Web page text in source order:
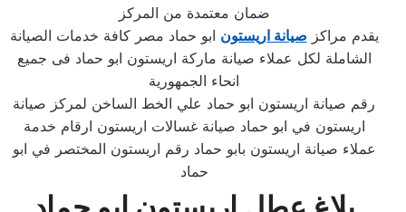
ضمان معتمدة من المركز
يقدم مراكز صيانة اريستون ابو حماد مصر كافة خدمات الصيانة
الشاملة لكل عملاء صيانة ماركة اريستون ابو حماد فى جميع
انحاء الجمهورية
رقم صيانة اريستون ابو حماد علي الخط الساخن لمركز صيانة
اريستون في ابو حماد صيانة غسالات اريستون ارقام خدمة
عملاء صيانة اريستون بابو حماد رقم اريستون المختصر في ابو
حماد